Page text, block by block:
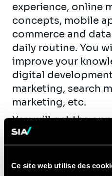
Ce site web utilise des
experience, online
concepts, mobile
commerce and
daily routine. You
improve your
digital
marketing, search
marketing, etc.
You will get the
contribute actively
creation and
publications,